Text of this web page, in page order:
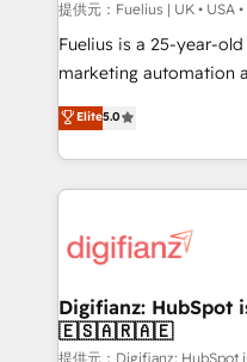
can support public
other ones listed in our profile.
HubSpot implementation - HubSpot CMS
is there for you to: - Grow revenue, and run your
business more efficiently - Build
more people - Get the most out of your HubSpot
investment
提供元：Fuelius | UK • USA
Fuelius is a 25-year-
marketing automation
enable mid-market and
maximise their return
growth. We modernise platforms, streamline
operations that are
supercharge revenue operations Key
Transformation / Web
Sales Consulting •
Elite5.0
Digifianz:
🇪🇸🇦🇷🇦🇪
提供元：Digifianz: